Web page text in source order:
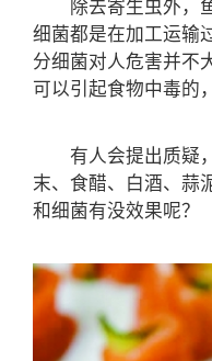
除去寄生虫外，鱼
细菌都是在加工运输
分细菌对人危害并不
可以引起食物中毒的
有人会提出质疑，
末、食醋、白酒、蒜
和细菌有没效果呢？